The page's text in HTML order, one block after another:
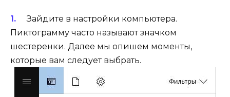
Зайдите в настройки компьютера.
Пиктограмму часто называют значком
шестеренки. Далее мы опишем моменты,
которые вам следует выбрать.